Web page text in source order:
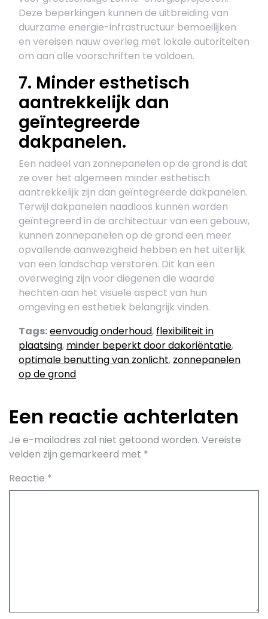
Deze beperkingen kunnen de uitbreiding van
duurzame energie-infrastructuur bemoeilijken
en vereisen nauw overleg met lokale autoriteiten
om aan alle voorschriften te voldoen.
7. Minder esthetisch
aantrekkelijk dan
geïntegreerde
dakpanelen.
Een nadeel van zonnepanelen op de grond is dat
ze over het algemeen minder esthetisch
aantrekkelijk zijn dan geïntegreerde dakpanelen.
Terwijl dakpanelen naadloos kunnen worden
geïntegreerd in de architectuur van een gebouw,
kunnen zonnepanelen op de grond een meer
opvallende aanwezigheid hebben en het uiterlijk
van een landschap verstoren. Dit kan een
overweging zijn voor diegenen die waarde
hechten aan het visuele aspect van hun
omgeving en esthetiek belangrijk vinden.
Tags:eenvoudig onderhoud, flexibiliteit in
plaatsing, minder beperkt door dakoriëntatie,
optimale benutting van zonlicht, zonnepanelen
op de grond
Een reactie achterlaten
Je e-mailadres zal niet getoond worden. Vereiste
velden zijn gemarkeerd met *
Reactie *